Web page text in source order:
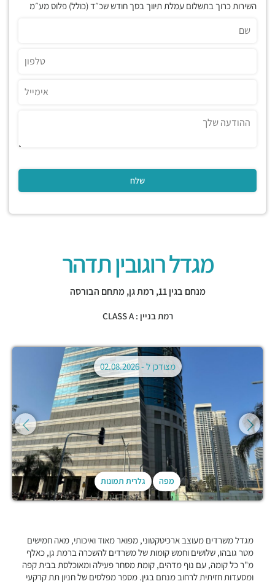
השירות כרוך בתשלום עמלת תיווך בסך חודש שכ״ד (כולל) פלוס מע״מ
מגדל רוגובין תדהר
מנחם בגין 11, רמת גן,מתחם הבורסה
רמת בניין : CLASS A
מפה גלרית תמונות
מצודכן ל -02.08.2026
מגדל משרדים מעוצב ארכיטקטוני, מפואר מאוד ואיכותי, מאה חמישים
מטר גובהו, שלושים וחמש קומות של משרדים להשכרה ברמת גן, כאלף
מ"ר כל קומה, עם נוף מדהים, קומת מסחר פעילה ומאוכלסת בבית קפה
ומסעדות חזיתית לרחוב מנחם בגין. מספר מפלסים של חניון תת קרקעי